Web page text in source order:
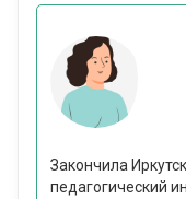
Закончила
педагогический